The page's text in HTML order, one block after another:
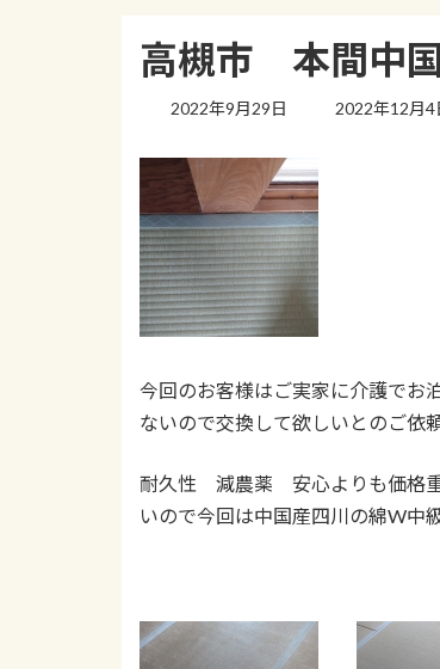
高槻市 本間中
2022年9月29日
最
2022年12月4
今回のお客様はご実家に介護でお
ないので交換して欲しいとのご依頼
耐久性 減農薬 安心よりも価格重
いので今回は中国産四川の綿W中